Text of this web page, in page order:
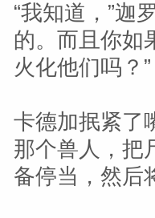
“我知道，”迦
的。而且你如
火化他们吗？”
卡德加抿紧了
那个兽人，把
备停当，然后